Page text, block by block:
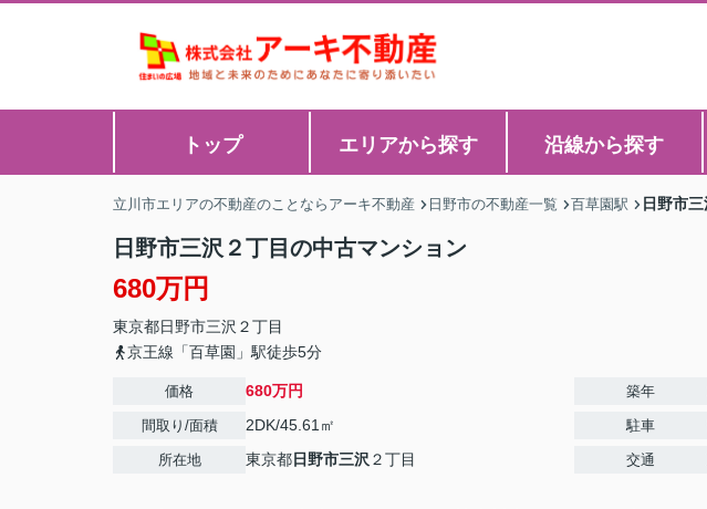
トップ エリアから探す 沿線から探す
立川市エリアの不動産のことならアーキ不動産 日野市の不動産一覧 百草園駅 日野市
日野市三沢２丁目の中古マンション
680万円
東京都日野市三沢 ２丁目
京王線「百草園」駅徒歩5分
価格 680万円
間取り/面積 2DK/45.61㎡
所在地 東京都日野市三沢 ２丁目
築年
駐車
交通